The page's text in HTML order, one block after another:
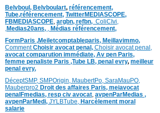
Belvboul, Belvboulart, référencement,
Tube,référencement, TwitterMEDIASCOPE,
FBMEDIASCOPE, argbn, refbn, ColiCIvi,
,Medias20ans, , Médias référencement,
FormParis ,Meiletcomptableparis, Meillavimmo,
CommentChoisir avocat penal, Choisir avocat penal,
avocat comparution immédiate, Av pen Paris,
femme penaliste Paris ,Tube LB, penal evry, meilleur
penal evry,
DéceptSMP, SMPOrigin, MaubertPo, SaraMauPO,
Mauberpro2 Droit des affaires Paris, meiavocat
penalFmedias, resp civ avocat, avpenParMedias ,
avpenParMedi, JYLBTube, Harcèlement moral
salarie